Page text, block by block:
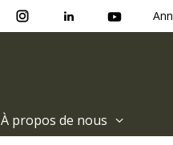
À propos de nous